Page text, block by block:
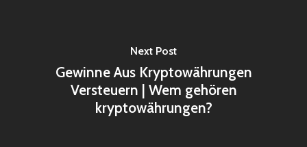
Next Post
Gewinne Aus Kryptowährungen
Versteuern | Wem gehören
kryptowährungen?